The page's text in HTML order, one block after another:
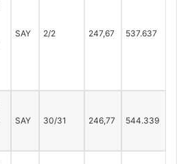
SAY 2/2 247,67 537.637
SAY 30/31 246,77 544.339